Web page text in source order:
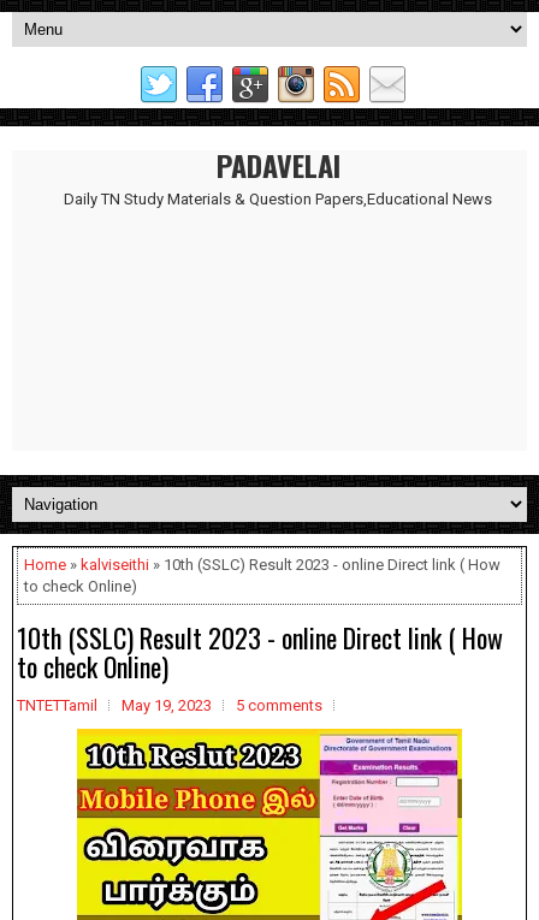
PADAVELAI
Daily TN Study Materials & Question Papers,Educational News
Home » kalviseithi » 10th (SSLC) Result 2023 - online Direct link ( How
to check Online)
10th (SSLC) Result 2023 - online Direct link ( How
to check Online)
TNTETTamil May 19, 2023 5 comments